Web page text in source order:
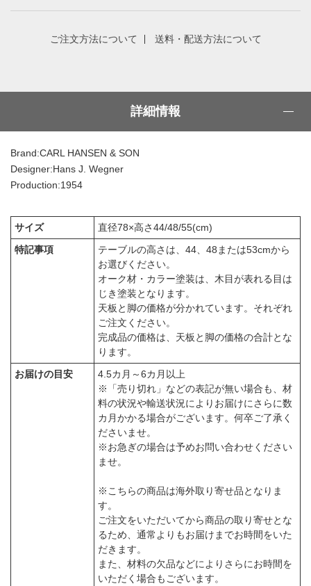
ご注文方法について 送料・配送方法について
詳細情報
Brand:CARL HANSEN & SON
Designer:Hans J. Wegner
Production:1954
サイズ
直径78×高さ44/48/55(cm)
特記事項
テーブルの高さは、44、48または53cmから
お選びください。
オーク材・カラー塗装は、木目が表れる目は
じき塗装となります。
天板と脚の価格が分かれています。それぞれ
ご注文ください。
完成品の価格は、天板と脚の価格の合計とな
ります。
お届けの目安
4.5カ月～6カ月以上
※「売り切れ」などの表記が無い場合も、材
料の状況や輸送状況によりお届けにさらに数
カ月かかる場合がございます。何卒ご了承く
ださいませ。
※お急ぎの場合は予めお問い合わせください
ませ。
※こちらの商品は海外取り寄せ品となりま
す。
ご注文をいただいてから商品の取り寄せとな
るため、通常よりもお届けまでお時間をいた
だきます。
また、材料の欠品などによりさらにお時間を
いただく場合もございます。